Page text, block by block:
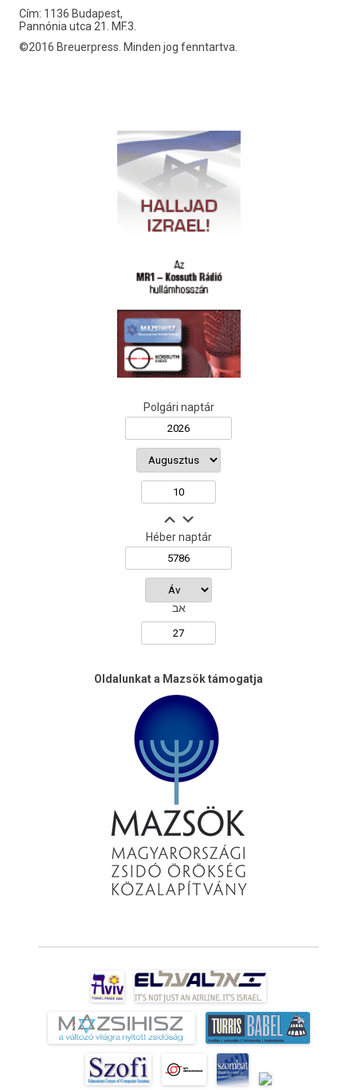
Cím: 1136 Budapest,
Pannónia utca 21. MF.3.
©2016 Breuerpress. Minden jog fenntartva.
Polgári naptár
Héber naptár
אב
Oldalunkat a Mazsök támogatja